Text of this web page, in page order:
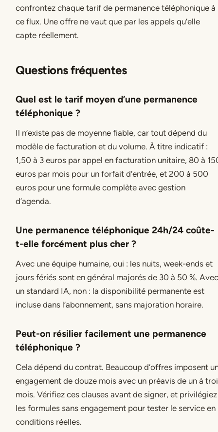
confrontez chaque tarif de permanence téléphonique à
ce flux. Une offre ne vaut que par les appels qu’elle
capte réellement.
Questions fréquentes
Quel est le tarif moyen d’une permanence
téléphonique ?
Il n’existe pas de moyenne fiable, car tout dépend du
modèle de facturation et du volume. À titre indicatif :
1,50 à 3 euros par appel en facturation unitaire, 80 à
euros par mois pour un forfait d’entrée, et 200 à 500
euros pour une formule complète avec gestion
d’agenda.
Une permanence téléphonique 24h/24 coûte-
t-elle forcément plus cher ?
Avec une équipe humaine, oui : les nuits, week-ends et
jours fériés sont en général majorés de 30 à 50 %. Avec
un standard IA, non : la disponibilité permanente est
incluse dans l’abonnement, sans majoration horaire.
Peut-on résilier facilement une permanence
téléphonique ?
Cela dépend du contrat. Beaucoup d’offres imposent
engagement de douze mois avec un préavis de un à
mois. Vérifiez ces clauses avant de signer, et privilégiez
les formules sans engagement pour tester le service en
conditions réelles.